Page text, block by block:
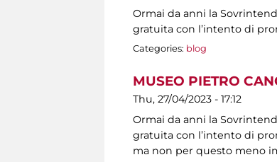
Ormai da anni la
gratuita con l’intento di
Categories: blog
MUSEO PIETRO
Thu, 27/04/2023 - 17:12
Ormai da anni la
gratuita con l’intento di
ma non per questo meno